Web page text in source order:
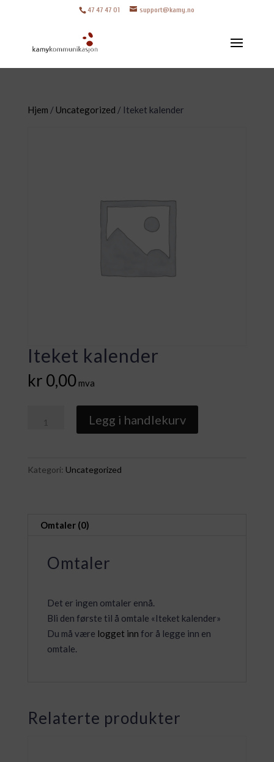
47 47 47 01 support@kamy.no
Hjem / Uncategorized / Iteket kalender
Iteket kalender
kr 0,00 mva
kalender
Legg i handlekurv
Kategori: Uncategorized
Omtaler (0)
Omtaler
Det er ingen omtaler ennå.
Bli den første til å omtale «Iteket kalender»
Du må være logget inn for å legge inn en
omtale.
Relaterte produkter